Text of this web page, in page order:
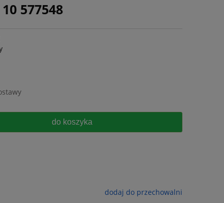
10 577548
do koszyka
dodaj do przechowalni